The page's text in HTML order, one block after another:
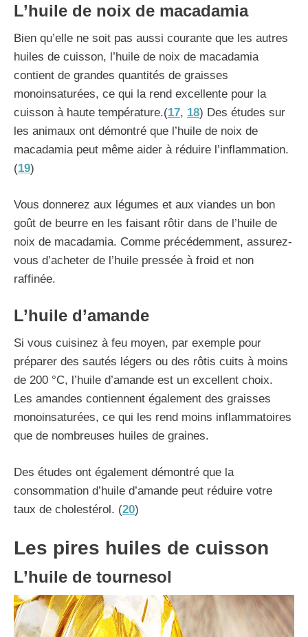
L’huile de noix de macadamia
Bien qu’elle ne soit pas aussi courante que les autres
huiles de cuisson, l’huile de noix de macadamia
contient de grandes quantités de graisses
monoinsaturées, ce qui la rend excellente pour la
cuisson à haute température.(17, 18) Des études sur
les animaux ont démontré que l’huile de noix de
macadamia peut même aider à réduire l’inflammation.
(19)
Vous donnerez aux légumes et aux viandes un bon
goût de beurre en les faisant rôtir dans de l’huile de
noix de macadamia. Comme précédemment, assurez-
vous d’acheter de l’huile pressée à froid et non
raffinée.
L’huile d’amande
Si vous cuisinez à feu moyen, par exemple pour
préparer des sautés légers ou des rôtis cuits à moins
de 200 °C, l’huile d’amande est un excellent choix.
Les amandes contiennent également des graisses
monoinsaturées, ce qui les rend moins inflammatoires
que de nombreuses huiles de graines.
Des études ont également démontré que la
consommation d’huile d’amande peut réduire votre
taux de cholestérol. (20)
Les pires huiles de cuisson
L’huile de tournesol